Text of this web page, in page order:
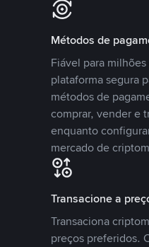
Métodos de
Fiável para
plataforma segura
métodos de
comprar, vender e
enquanto
mercado de
Transacione a
Transaciona
preços preferidos.